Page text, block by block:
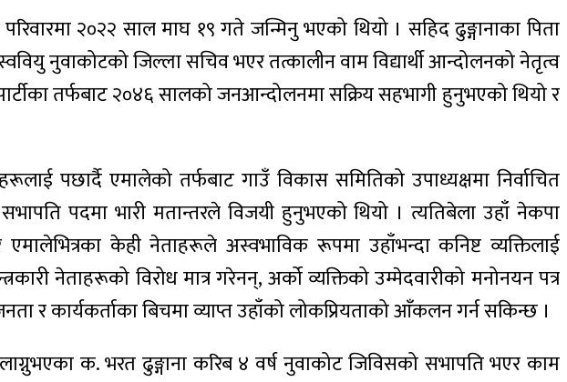
२०२२ साल माघ १९ गते जन्मिनु भएको थियो । सहिद ढुङ्गानाका पिता
नुवाकोटको जिल्ला सचिव भएर तत्कालीन वाम विद्यार्थी आन्दोलनको नेतृत्व
तर्फबाट २०४६ सालको जनआन्दोलनमा सक्रिय सहभागी हुनुभएको थियो र
पछार्दै एमालेको तर्फबाट गाउँ विकास समितिको उपाध्यक्षमा निर्वाचित
पदमा भारी मतान्तरले विजयी हुनुभएको थियो । त्यतिबेला उहाँ नेकपा
केही नेताहरूले अस्वभाविक रूपमा उहाँभन्दा कनिष्ट व्यक्तिलाई
नेताहरूको विरोध मात्र गरेनन्, अर्को व्यक्तिको उम्मेदवारीको मनोनयन पत्र
र कार्यकर्ताका बिचमा व्याप्त उहाँको लोकप्रियताको आँकलन गर्न सकिन्छ ।
क. भरत ढुङ्गाना करिब ४ वर्ष नुवाकोट जिविसको सभापति भएर काम